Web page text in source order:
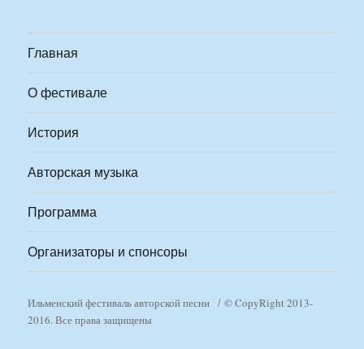
Главная
О фестивале
История
Авторская музыка
Программа
Организаторы и спонсоры
Ильменский фестиваль авторской песни
© CopyRight 2013-
2016. Все права защищены